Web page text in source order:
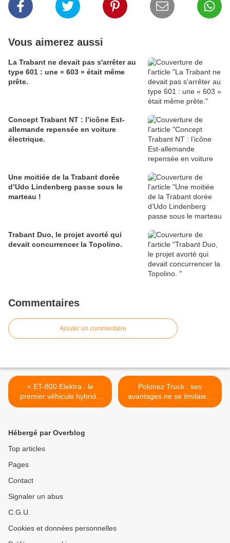
Vous aimerez aussi
La Trabant ne devait pas s'arrêter au
type 601 : une « 603 » était même
prête.
Concept Trabant NT : l’icône Est-
allemande repensée en voiture
électrique.
Une moitiée de la Trabant dorée
d’Udo Lindenberg passe sous le
marteau !
Trabant Duo, le projet avorté qui
devait concurrencer la Topolino.
Commentaires
Ajouter un commentaire
< ET-800 Elektra : le
premier véhicule hybride
soviétique.
Polonez Truck : ses
avantages ne se limitaient
pas à un prix bas. >
Hébergé par Overblog
Top articles
Pages
Contact
Signaler un abus
C.G.U.
Cookies et données personnelles